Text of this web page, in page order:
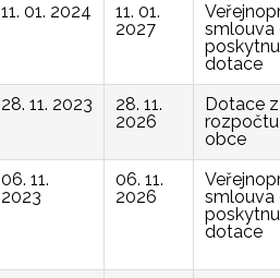
11. 01. 2024
11. 01.
2027
smlouva
dotace
28. 11. 2023
28. 11.
2026
Dotace z
rozpočtu
obce
06. 11.
2023
06. 11.
2026
smlouva
dotace